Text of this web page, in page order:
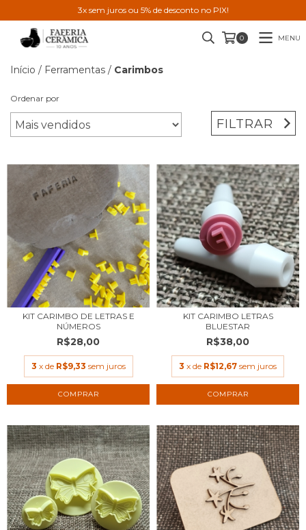
3x sem juros ou 5% de desconto no PIX!
0 MENU
Início / Ferramentas / Carimbos
Ordenar por
FILTRAR
KIT CARIMBO DE LETRAS E
NÚMEROS
R$28,00
3 x de R$9,33 sem juros
KIT CARIMBO LETRAS
BLUESTAR
R$38,00
3 x de R$12,67 sem juros